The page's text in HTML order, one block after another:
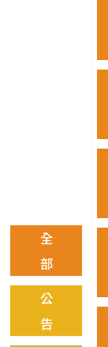
全
部
公
告